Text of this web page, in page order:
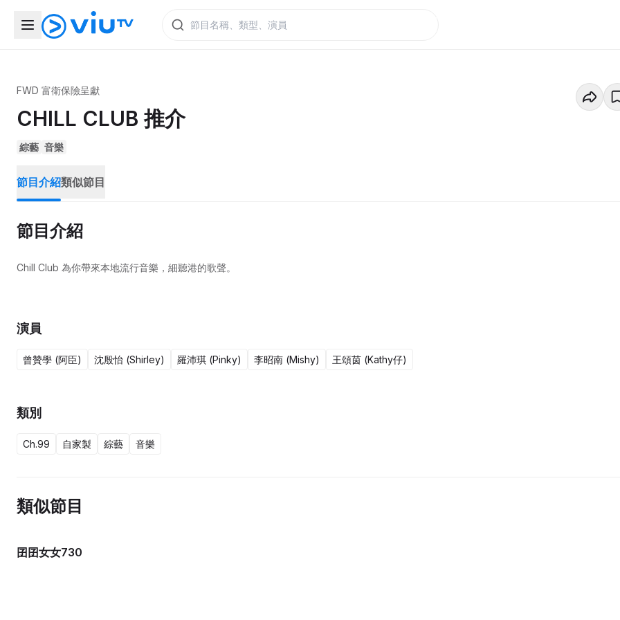
FWD 富衛保險呈獻
CHILL CLUB 推介
綜藝 音樂
節目介紹類似節目
節目介紹
Chill Club 為你帶來本地流行音樂，細聽港的歌聲。
演員
曾贊學 (阿臣) 沈殷怡 (Shirley) 羅沛琪 (Pinky) 李昭南 (Mishy) 王頌茵 (Kathy仔)
類別
Ch.99 自家製 綜藝 音樂
類似節目
囝囝女女730